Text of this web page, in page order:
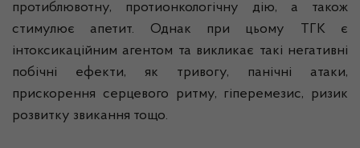
протиблювотну, протионкологічну дію, а також
стимулює апетит. Однак при цьому ТГК є
інтоксикаційним агентом та викликає такі негативні
побічні ефекти, як тривогу, панічні атаки,
прискорення серцевого ритму, гіперемезис, ризик
розвитку звикання тощо.